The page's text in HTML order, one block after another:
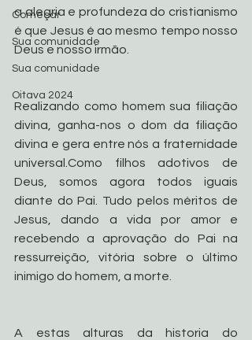
Começar
Sua comunidade
Sua comunidade
Oitava 2024
a alegria e profundeza do cristianismo
é que Jesus é ao mesmo tempo nosso
Deus e nosso irmão.
Realizando como homem sua filiação
divina, ganha-nos o dom da filiação
divina e gera entre nós a fraternidade
universal.Como filhos adotivos de
Deus, somos agora todos iguais
diante do Pai. Tudo pelos méritos de
Jesus, dando a vida por amor e
recebendo a aprovação do Pai na
ressurreição, vitória sobre o último
inimigo do homem, a morte.
A estas alturas da historia do